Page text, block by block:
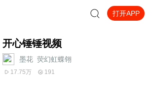
打开APP
开心锤锤视频
墨花_荧幻虹蝶翎
17.75万 191